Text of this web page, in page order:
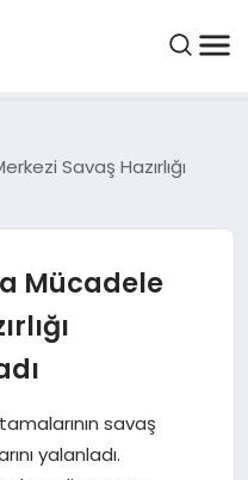
Savaş Hazırlığı
Mücadele
savaş
yalanladı.